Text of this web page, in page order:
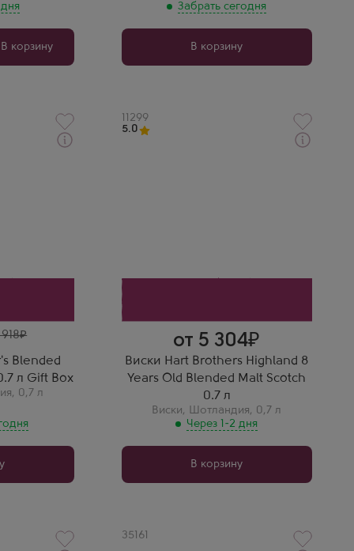
В корзину
Забрать сегодня
В корзину
Blended
л Gift Box
, 0,7 л
Скотч 8
тех, кто
Артикул
11299
5.0
от 5 304
Виски Hart Brothers Highland 8
Years Old Blended Malt Scotch
0.7 л
Виски, Шотландия, 0,7 л
Через 1-2 дня
Выдержка
8 лет
Олег
8 Years Old Blended Malt
Scotch 0.7 л — мягкий, с
мёдом, ванилью, лёгкой
горчинкой. Отличен для
повседневного
употребления.
В корзину
Артикул
35161